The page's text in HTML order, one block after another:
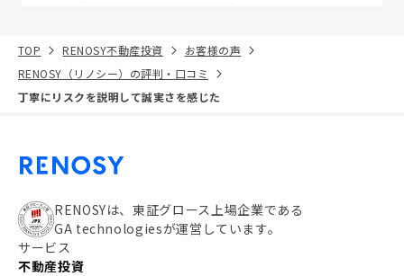
TOP RENOSY不動産投資
お客様の声
RENOSY（リノシー）の評判・口コミ
丁寧にリスクを説明して誠実さを感じた
RENOSYは、東証グロース上場企業である
GA technologiesが運営しています。
サービス
不動産投資